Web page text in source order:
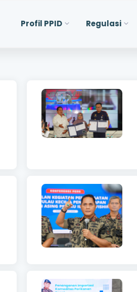
Profil PPID Regulasi